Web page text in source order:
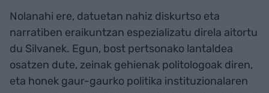
Nolanahi ere, datuetan nahiz diskurtso eta
narratiben eraikuntzan espezializatu direla aitortu
du Silvanek. Egun, bost pertsonako lantaldea
osatzen dute, zeinak gehienak politologoak diren,
eta honek gaur-gaurko politika instituzionalaren